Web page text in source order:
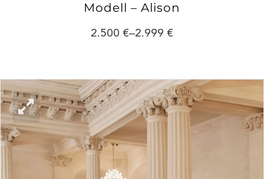
Modell – Alison
2.500 –2.999